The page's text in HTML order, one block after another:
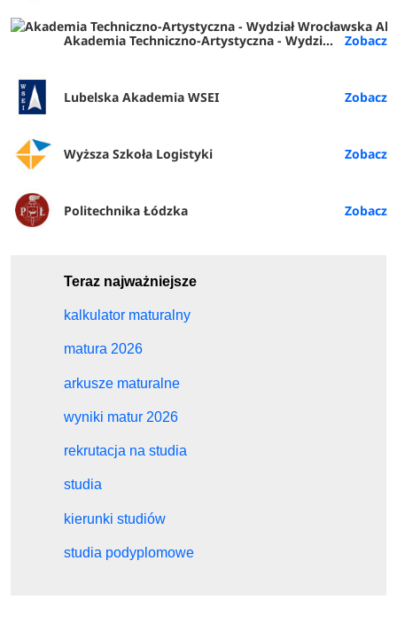
Akademia Techniczno-Artystyczna - Wydział Wrocławska Akademia Biznesu (ATA Wrocław)
Lubelska Akademia WSEI
Wyższa Szkoła Logistyki
Politechnika Łódzka
Teraz najważniejsze
kalkulator maturalny
matura 2026
arkusze maturalne
wyniki matur 2026
rekrutacja na studia
studia
kierunki studiów
studia podyplomowe